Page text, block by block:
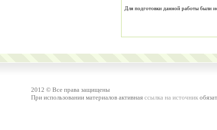
Для подготовки данной работы были
2012 © Все права защищены
При использовании материалов активная ссылка на источник